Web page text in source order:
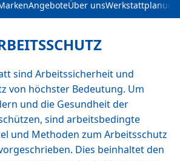
AngeboteÜber unsWerkstattplanung
sind Arbeitssicherheit und
von höchster Bedeutung. Um
und die Gesundheit der
sind arbeitsbedingte
und Methoden zum Arbeitsschutz
Dies beinhaltet den